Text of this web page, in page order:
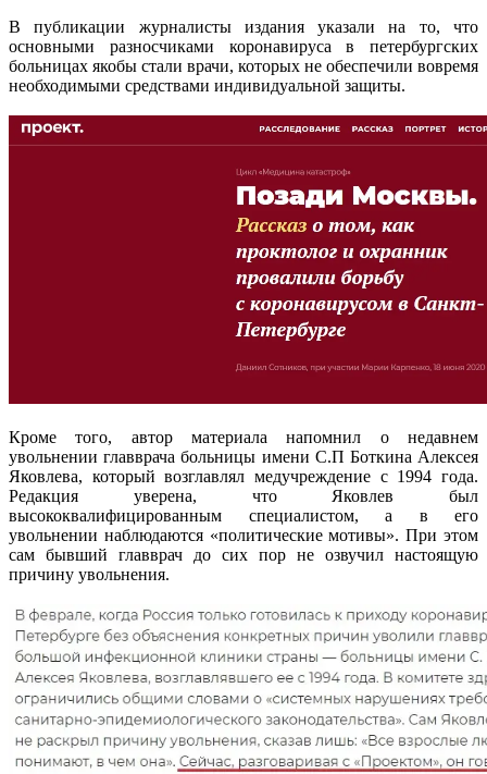
В публикации журналисты издания указали на то, что
основными разносчиками коронавируса в петербургских
больницах якобы стали врачи, которых не обеспечили вовремя
необходимыми средствами индивидуальной защиты.
Кроме того, автор материала напомнил о недавнем
увольнении главврача больницы имени С.П Боткина Алексея
Яковлева, который возглавлял медучреждение с 1994 года.
Редакция уверена, что Яковлев был
высококвалифицированным специалистом, а в его
увольнении наблюдаются «политические мотивы». При этом
сам бывший главврач до сих пор не озвучил настоящую
причину увольнения.